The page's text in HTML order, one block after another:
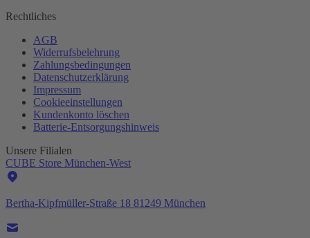
Rechtliches
AGB
Widerrufsbelehrung
Zahlungsbedingungen
Datenschutzerklärung
Impressum
Cookieeinstellungen
Kundenkonto löschen
Batterie-Entsorgungshinweis
Unsere Filialen
CUBE Store München-West
Bertha-Kipfmüller-Straße 18 81249 München